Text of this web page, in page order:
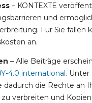
– KONTEXTE
und
Für Sie fallen
an.
– Alle Beiträge
4.0 international. Unter
dadurch die Rechte an
zu verbreiten und